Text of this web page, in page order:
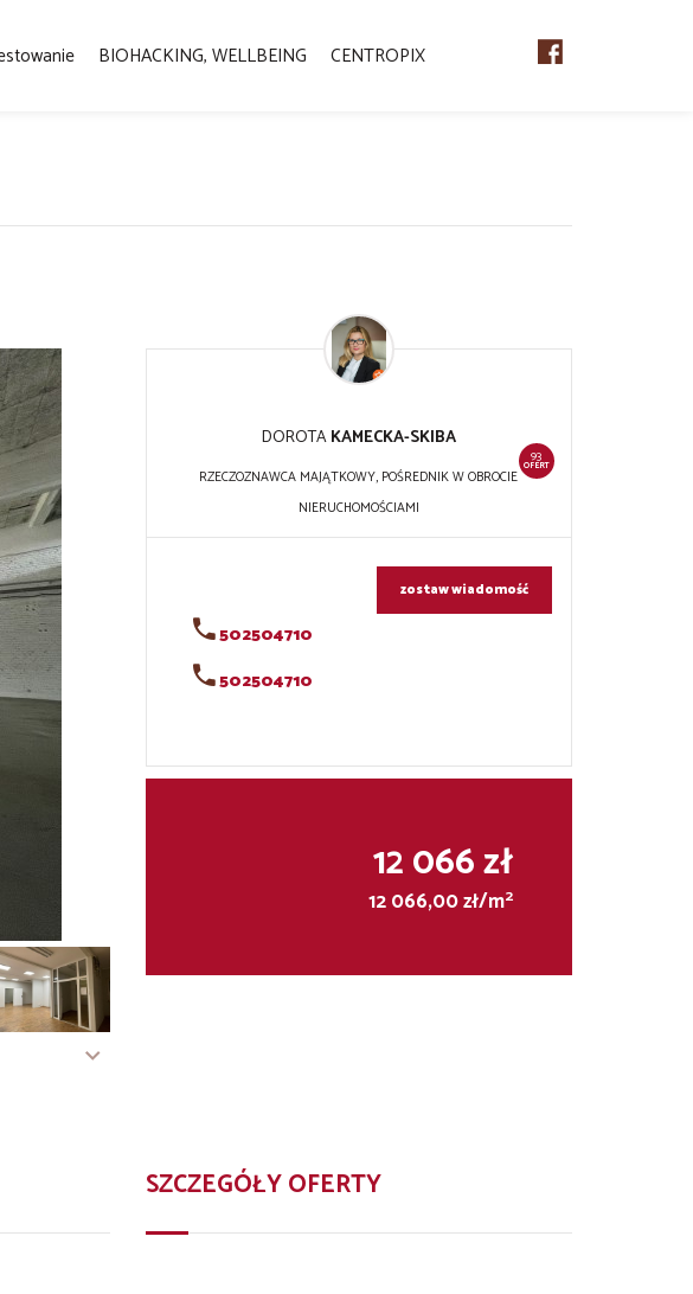
BIOHACKING, WELLBEING CENTROPIX
93
OFERT
DOROTAKAMECKA-SKIBA
RZECZOZNAWCA MAJĄTKOWY, POŚREDNIK W OBROCIE
NIERUCHOMOŚCIAMI
502504710
502504710
zostaw wiadomość
12 066 zł
12 066,00 zł/m2
SZCZEGÓŁY OFERTY